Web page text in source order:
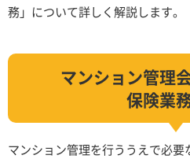
務」について詳しく解説します。
マンション管理
保険業
マンション管理を行ううえで必